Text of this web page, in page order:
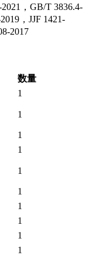
，GB/T 3836.4-
，JJF 1421-
2017
数量
1
1
1
1
1
1
1
1
1
1